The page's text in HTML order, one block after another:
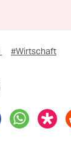
#Wirtschaft